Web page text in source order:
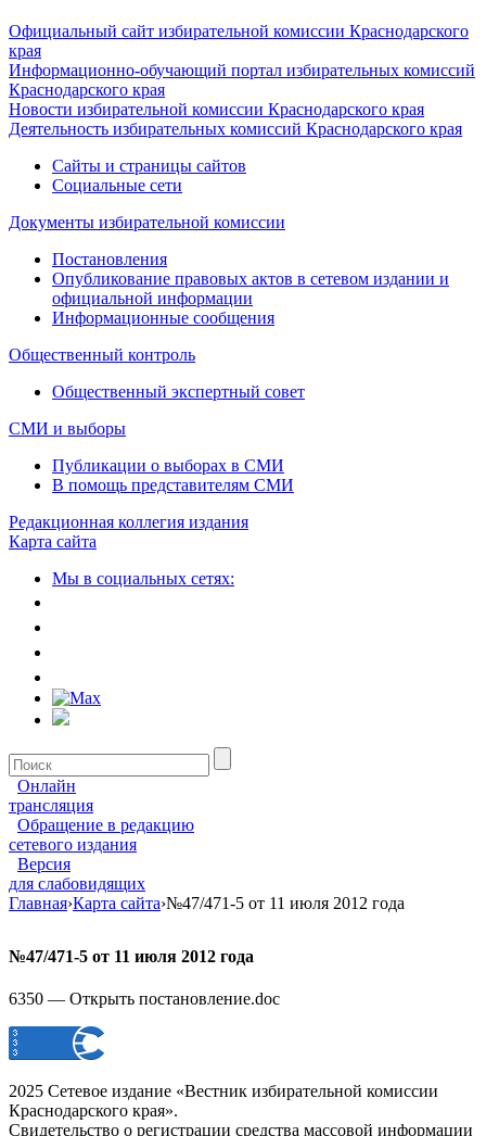
Официальный сайт избирательной комиссии Краснодарского
края
Информационно-обучающий портал избирательных комиссий
Краснодарского края
Новости избирательной комиссии Краснодарского края
Деятельность избирательных комиссий Краснодарского края
Сайты и страницы сайтов
Социальные сети
Документы избирательной комиссии
Постановления
Опубликование правовых актов в сетевом издании и
официальной информации
Информационные сообщения
Общественный контроль
Общественный экспертный совет
СМИ и выборы
Публикации о выборах в СМИ
В помощь представителям СМИ
Редакционная коллегия издания
Карта сайта
Мы в социальных сетях:
Онлайн
трансляция
Обращение в редакцию
сетевого издания
Версия
для слабовидящих
Главная›Карта сайта›№47/471-5 от 11 июля 2012 года
№47/471-5 от 11 июля 2012 года
6350 — Открыть постановление.doc
2025 Сетевое издание «Вестник избирательной комиссии
Краснодарского края».
Свидетельство о регистрации средства массовой информации